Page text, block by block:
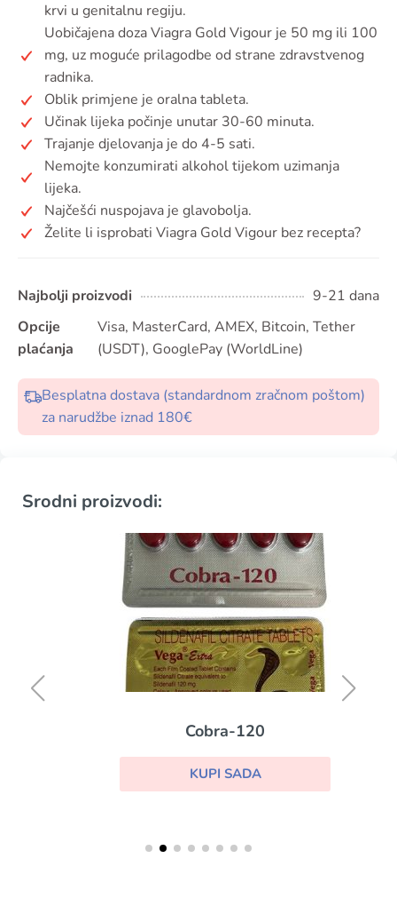
krvi u genitalnu regiju.
Uobičajena doza Viagra Gold Vigour je 50 mg ili 100
mg, uz moguće prilagodbe od strane zdravstvenog
radnika.
Oblik primjene je oralna tableta.
Učinak lijeka počinje unutar 30-60 minuta.
Trajanje djelovanja je do 4-5 sati.
Nemojte konzumirati alkohol tijekom uzimanja
lijeka.
Najčešći nuspojava je glavobolja.
Želite li isprobati Viagra Gold Vigour bez recepta?
Najbolji proizvodi
9-21 dana
Opcije
plaćanja
Visa, MasterCard, AMEX, Bitcoin, Tether
(USDT), GooglePay (WorldLine)
Besplatna dostava (standardnom zračnom poštom)
za narudžbe iznad 180€
Srodni proizvodi:
Cobra-120
KUPI SADA